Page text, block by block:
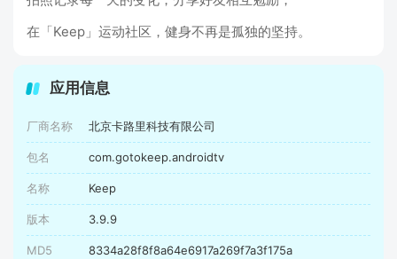
在「Keep」运动社区，健身不再是孤独的坚持。
应用信息
厂商名称 北京卡路里科技有限公司
包名 com.gotokeep.androidtv
名称 Keep
版本 3.9.9
MD5 8334a28f8f8a64e6917a269f7a3f175a